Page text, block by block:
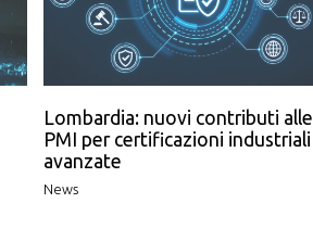
Lombardia: nuovi contributi alle
PMI per certificazioni industriali
avanzate
News